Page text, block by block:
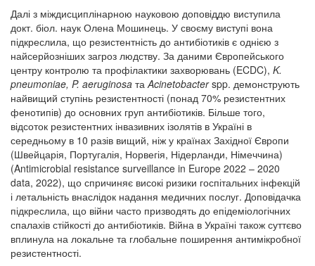
Далі з міждисциплінарною науковою доповіддю виступила
докт. біол. наук Олена Мошинець. У своєму виступі вона
підкреслила, що резистентність до антибіотиків є однією з
найсерйозніших загроз людству. За даними Європейського
центру контролю та профілактики захворювань (ECDC), K.
pneumoniae, P. aeruginosa таAcinetobacterspp. демонструють
найвищий ступінь резистентності (понад 70% резистентних
фенотипів) до основних груп антибіотиків. Більше того,
відсоток резистентних інвазивних ізолятів в Україні в
середньому в 10 разів вищий, ніж у країнах Західної Європи
(Швейцарія, Португалія, Норвегія, Нідерланди, Німеччина)
(Antimicrobial resistance surveillance in Europe 2022 – 2020
data, 2022), що спричиняє високі ризики госпітальних інфекцій
і летальність внаслідок надання медичних послуг. Доповідачка
підкреслила, що війни часто призводять до епідеміологічних
спалахів стійкості до антибіотиків. Війна в Україні також суттєво
вплинула на локальне та глобальне поширення антимікробної
резистентності.